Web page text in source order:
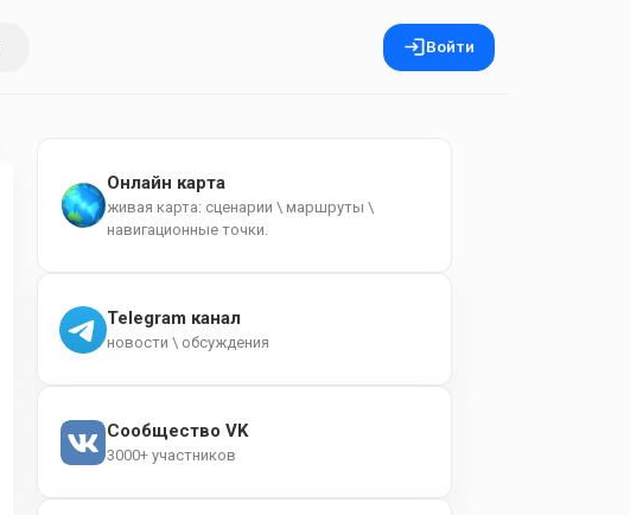
Войти
Онлайн карта
живая карта: сценарии \ маршруты \
навигационные точки.
Telegram канал
новости \ обсуждения
Сообщество VK
3000+ участников